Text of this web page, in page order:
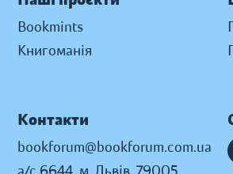
Bookmints
Книгоманія
Контакти
bookforum@bookforum.com.ua